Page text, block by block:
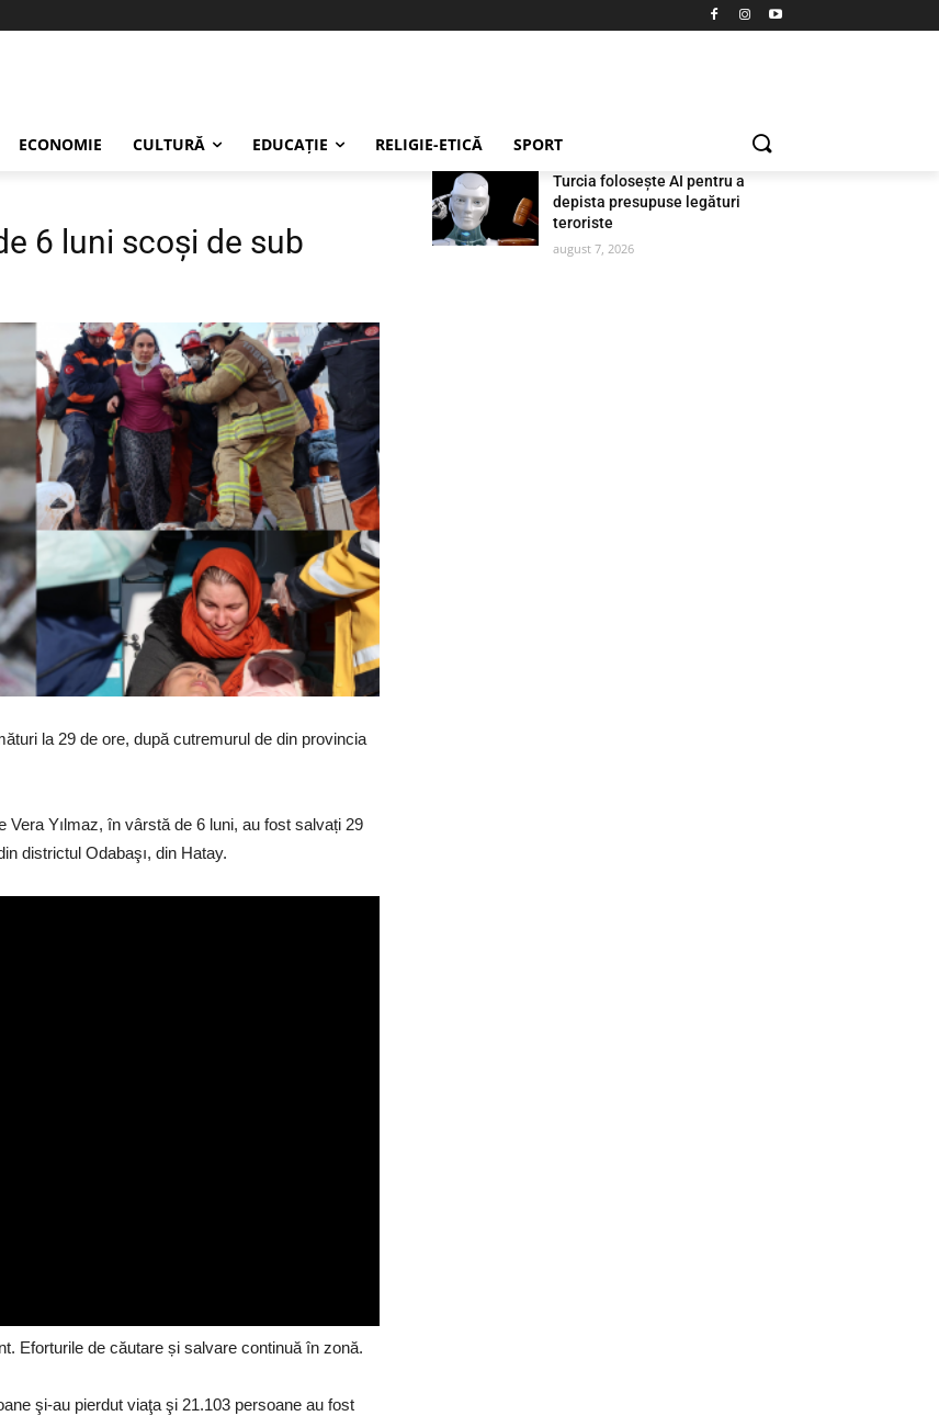
ECONOMIE CULTURĂ EDUCAŢIE RELIGIE-ETICĂ SPORT
6 luni scoși de sub
la 29 de ore, după cutremurul de din provincia
Yılmaz, în vârstă de 6 luni, au fost salvați 29
districtul Odabaşı, din Hatay.
Eforturile de căutare și salvare continuă în zonă.
şi-au pierdut viaţa şi 21.103 persoane au fost
Turcia folosește AI pentru a
depista presupuse legături
teroriste
august 7, 2026